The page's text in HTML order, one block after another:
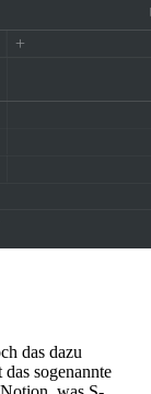
das dazu
sogenannte